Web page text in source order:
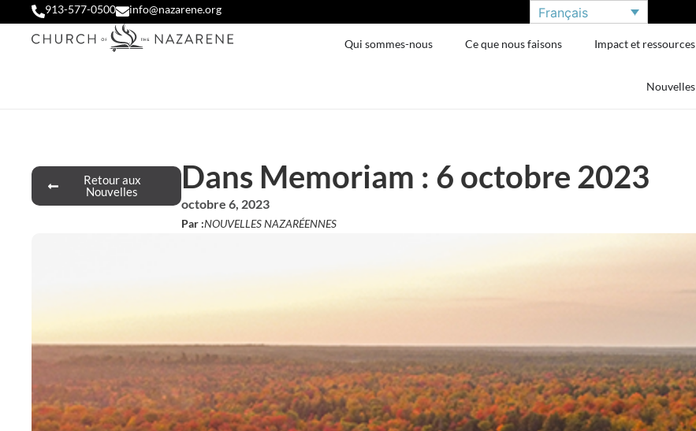
913-577-0500 info@nazarene.org Français
Qui sommes-nous Ce que nous faisons Impact et ressources
Nouvelles
Retour aux
Nouvelles
Dans Memoriam : 6 octobre 2023
octobre 6, 2023
Par :NOUVELLES NAZARÉENNES